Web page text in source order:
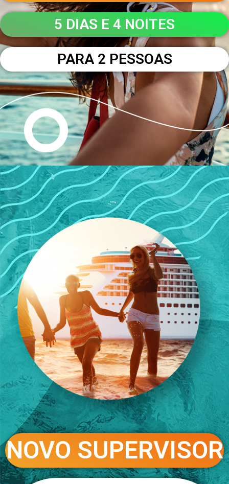
5 DIAS E 4 NOITES
PARA 2 PESSOAS
NOVO SUPERVISOR